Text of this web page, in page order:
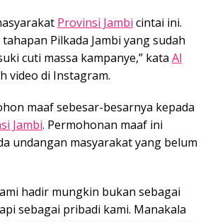
Provinsi Jambi cintai ini.
Pilkada Jambi yang sudah
cuti massa kampanye,” kata Al
video di Instagram.
maaf sebesar-besarnya kepada
Jambi. Permohonan maaf ini
undangan masyarakat yang belum
hadir mungkin bukan sebagai
sebagai pribadi kami. Manakala